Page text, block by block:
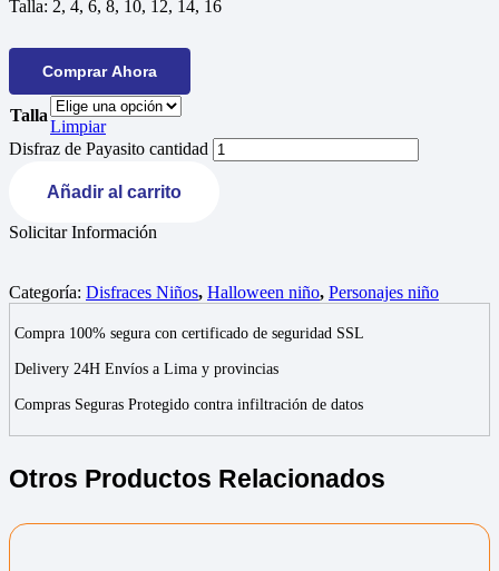
Talla: 2, 4, 6, 8, 10, 12, 14, 16
Comprar Ahora
Talla
Limpiar
Disfraz de Payasito cantidad
Añadir al carrito
Solicitar Información
Categoría: Disfraces Niños, Halloween niño, Personajes niño
Compra 100% segura con certificado de seguridad SSL
Delivery 24H Envíos a Lima y provincias
Compras Seguras Protegido contra infiltración de datos
Otros Productos Relacionados